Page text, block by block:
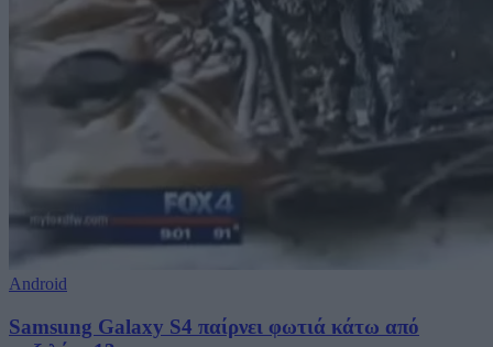
Android
Samsung Galaxy S4 παίρνει φωτιά κάτω από